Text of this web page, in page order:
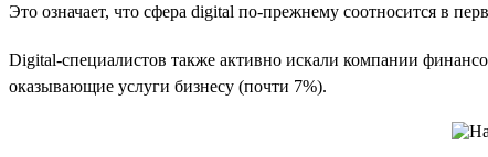
Это означает, что сфера digital по-прежнему соотносится в
Digital-специалистов также активно искали компании
оказывающие услуги бизнесу (почти 7%).